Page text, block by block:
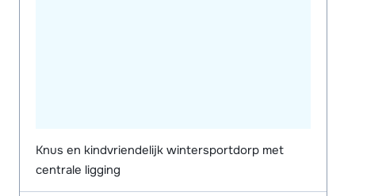
Knus en kindvriendelijk wintersportdorp met
centrale ligging